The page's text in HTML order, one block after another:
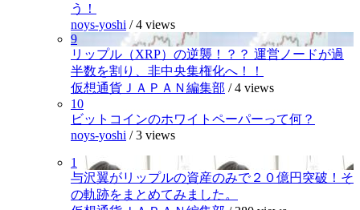
う！
noys-yoshi /4 views
9
リップル（XRP）の逆襲！？？ 運営ノードが過
半数を割り、非中央集権化へ！！
仮想通貨ＪＡＰＡＮ編集部 /4 views
10
ビットコインのホワイトペーパーって何？
noys-yoshi /3 views
1
与沢翼がリップルの資産のみで２０億円突破！そ
の軌跡をまとめてみました。